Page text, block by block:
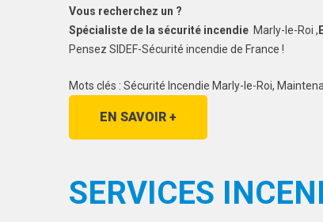
Vous recherchez un ?
Spécialiste de la sécurité incendie Marly-le-Roi ,
Pensez SIDEF-Sécurité incendie de France !
Mots clés : Sécurité Incendie Marly-le-Roi,
EN SAVOIR +
SERVICES